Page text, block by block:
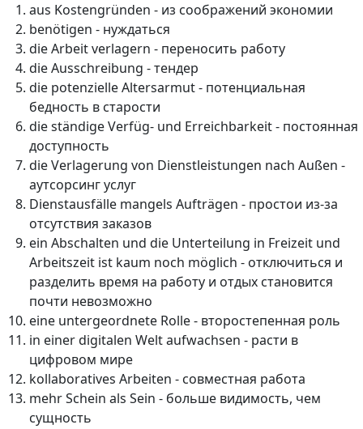
aus Kostengründen - из соображений экономии
benötigen - нуждаться
die Arbeit verlagern - переносить работу
die Ausschreibung - тендер
die potenzielle Altersarmut - потенциальная
бедность в старости
die ständige Verfüg- und Erreichbarkeit - постоянная
доступность
die Verlagerung von Dienstleistungen nach Außen -
аутсорсинг услуг
Dienstausfälle mangels Aufträgen - простои из-за
отсутствия заказов
ein Abschalten und die Unterteilung in Freizeit und
Arbeitszeit ist kaum noch möglich - отключиться и
разделить время на работу и отдых становится
почти невозможно
eine untergeordnete Rolle - второстепенная роль
in einer digitalen Welt aufwachsen - расти в
цифровом мире
kollaboratives Arbeiten - совместная работа
mehr Schein als Sein - больше видимость, чем
сущность